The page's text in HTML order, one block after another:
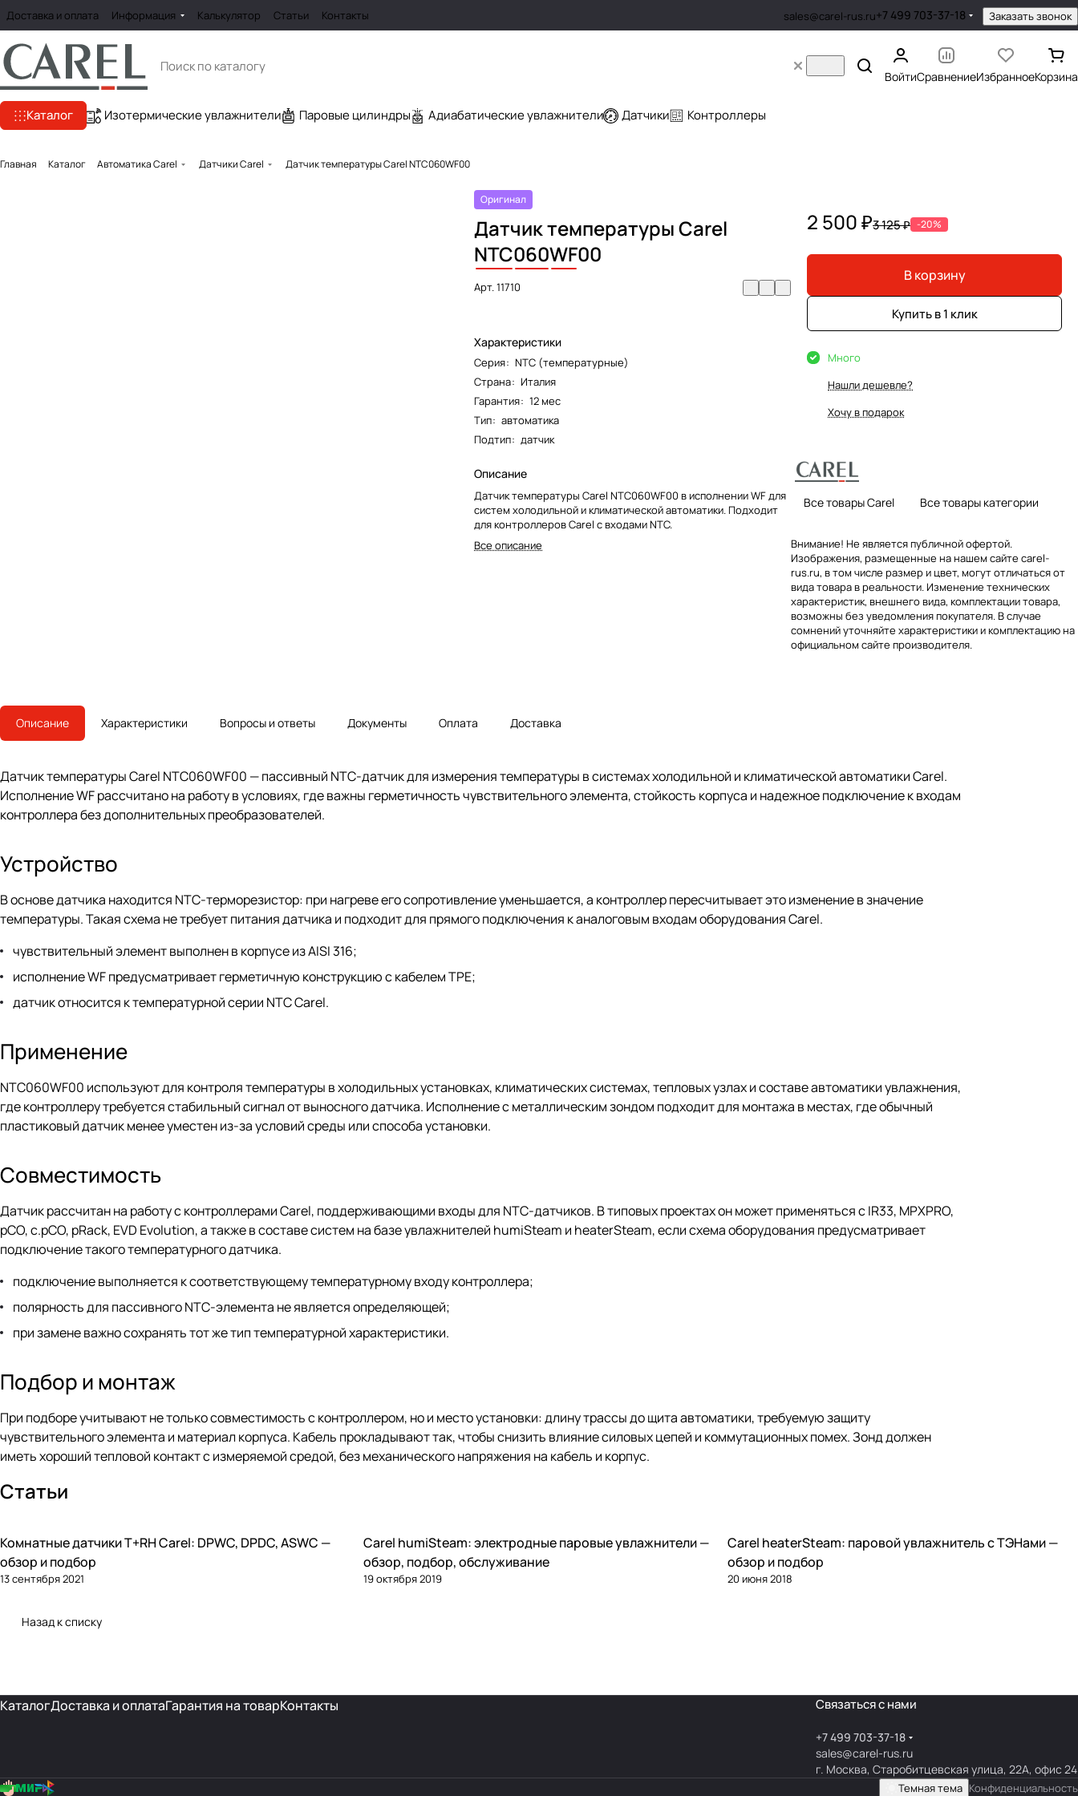
Доставка и оплата Информация Калькулятор Статьи Контакты sales@carel-rus.ru+7 499 703-37-18 Заказать звонок
ВойтиСравнениеИзбранноеКорзина
Каталог Изотермические увлажнители Паровые цилиндры Адиабатические увлажнители Датчики Контроллеры
Главная Каталог Автоматика Carel Датчики Carel Датчик температуры Carel NTC060WF00
Оригинал
Датчик температуры Carel
NTC060WF00
Арт.11710
Характеристики
Серия: NTC (температурные)
Страна: Италия
Гарантия: 12 мес
Тип: автоматика
Подтип: датчик
Описание
Датчик температуры Carel NTC060WF00 в исполнении WF для
систем холодильной и климатической автоматики. Подходит
для контроллеров Carel с входами NTC.
Все описание
2 500 ₽3 125 ₽ -20%
В корзину
Купить в 1 клик
Много
Нашли дешевле?
Хочу в подарок
Все товары Carel Все товары категории
Внимание! Не является публичной офертой.
Изображения, размещенные на нашем сайте carel-
rus.ru, в том числе размер и цвет, могут отличаться от
вида товара в реальности. Изменение технических
характеристик, внешнего вида, комплектации товара,
возможны без уведомления покупателя. В случае
сомнений уточняйте характеристики и комплектацию на
официальном сайте производителя.
Описание Характеристики Вопросы и ответы Документы Оплата Доставка
Датчик температуры Carel NTC060WF00 — пассивный NTC-датчик для измерения температуры в системах холодильной и климатической автоматики Carel.
Исполнение WF рассчитано на работу в условиях, где важны герметичность чувствительного элемента, стойкость корпуса и надежное подключение к входам
контроллера без дополнительных преобразователей.
Устройство
В основе датчика находится NTC-терморезистор: при нагреве его сопротивление уменьшается, а контроллер пересчитывает это изменение в значение
температуры. Такая схема не требует питания датчика и подходит для прямого подключения к аналоговым входам оборудования Carel.
чувствительный элемент выполнен в корпусе из AISI 316;
исполнение WF предусматривает герметичную конструкцию с кабелем TPE;
датчик относится к температурной серии NTC Carel.
Применение
NTC060WF00 используют для контроля температуры в холодильных установках, климатических системах, тепловых узлах и составе автоматики увлажнения,
где контроллеру требуется стабильный сигнал от выносного датчика. Исполнение с металлическим зондом подходит для монтажа в местах, где обычный
пластиковый датчик менее уместен из-за условий среды или способа установки.
Совместимость
Датчик рассчитан на работу с контроллерами Carel, поддерживающими входы для NTC-датчиков. В типовых проектах он может применяться с IR33, MPXPRO,
pCO, c.pCO, pRack, EVD Evolution, а также в составе систем на базе увлажнителей humiSteam и heaterSteam, если схема оборудования предусматривает
подключение такого температурного датчика.
подключение выполняется к соответствующему температурному входу контроллера;
полярность для пассивного NTC-элемента не является определяющей;
при замене важно сохранять тот же тип температурной характеристики.
Подбор и монтаж
При подборе учитывают не только совместимость с контроллером, но и место установки: длину трассы до щита автоматики, требуемую защиту
чувствительного элемента и материал корпуса. Кабель прокладывают так, чтобы снизить влияние силовых цепей и коммутационных помех. Зонд должен
иметь хороший тепловой контакт с измеряемой средой, без механического напряжения на кабель и корпус.
Статьи
Автоматика и контроллеры
Комнатные датчики T+RH Carel: DPWC, DPDC, ASWC —
обзор и подбор
13 сентября 2021
Увлажнение
Carel humiSteam: электродные паровые увлажнители —
обзор, подбор, обслуживание
19 октября 2019
Увлажнение
Carel heaterSteam: паровой увлажнитель с ТЭНами —
обзор и подбор
20 июня 2018
Назад к списку
КаталогДоставка и оплатаГарантия на товарКонтакты Связаться с нами
+7 499 703-37-18
sales@carel-rus.ru
г. Москва, Старобитцевская улица, 22А, офис 24
Темная тема Конфиденциальность